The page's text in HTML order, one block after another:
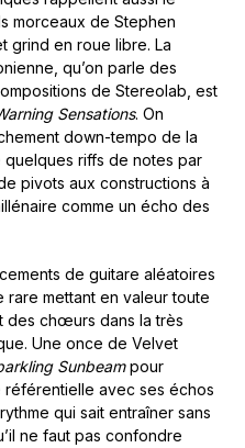
morceaux de Stephen
grind en roue libre. La
qu’on parle des
de Stereolab, est
Sensations. On
down-tempo de la
riffs de notes par
pivots aux constructions à
comme un écho des
de guitare aléatoires
mettant en valeur toute
des chœurs dans la très
Une once de Velvet
Sunbeampour
avec ses échos
qui sait entraîner sans
ne faut pas confondre